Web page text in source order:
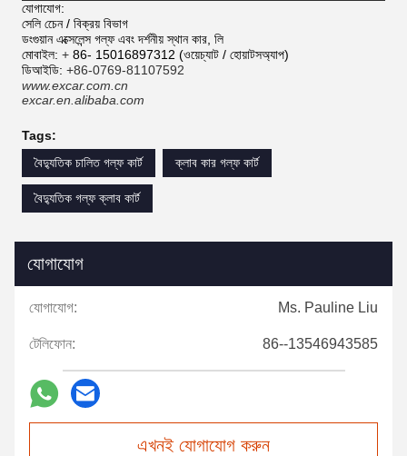
যোগাযোগ:
সেলি চেেন / বিক্রয় বিভাগ
ডংগুয়ান এক্সেলেন্স গল্ফ এবং দর্শনীয় স্থান কার, লি
মোবাইল: + 86- 15016897312 (ওয়েচ্যাট / হোয়াটসঅ্যাপ)
ডিআইডি: +86-0769-81107592
www.excar.com.cn
excar.en.alibaba.com
Tags:
বৈদ্যুতিক চালিত গল্ফ কার্ট
ক্লাব কার গল্ফ কার্ট
বৈদ্যুতিক গল্ফ ক্লাব কার্ট
যোগাযোগ
যোগাযোগ: Ms. Pauline Liu
টেলিফোন: 86--13546943585
এখনই যোগাযোগ করুন